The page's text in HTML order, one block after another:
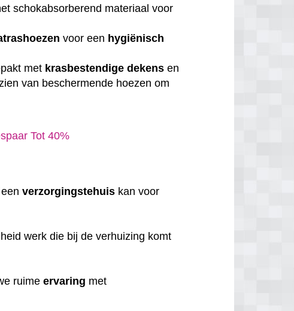
schokabsorberend materiaal voor
voor een hygiënisch
met krasbestendige dekens en
van beschermende hoezen om
Tot 40%
eenverzorgingstehuis kan voor
werk die bij de verhuizing komt
ruimeervaring met